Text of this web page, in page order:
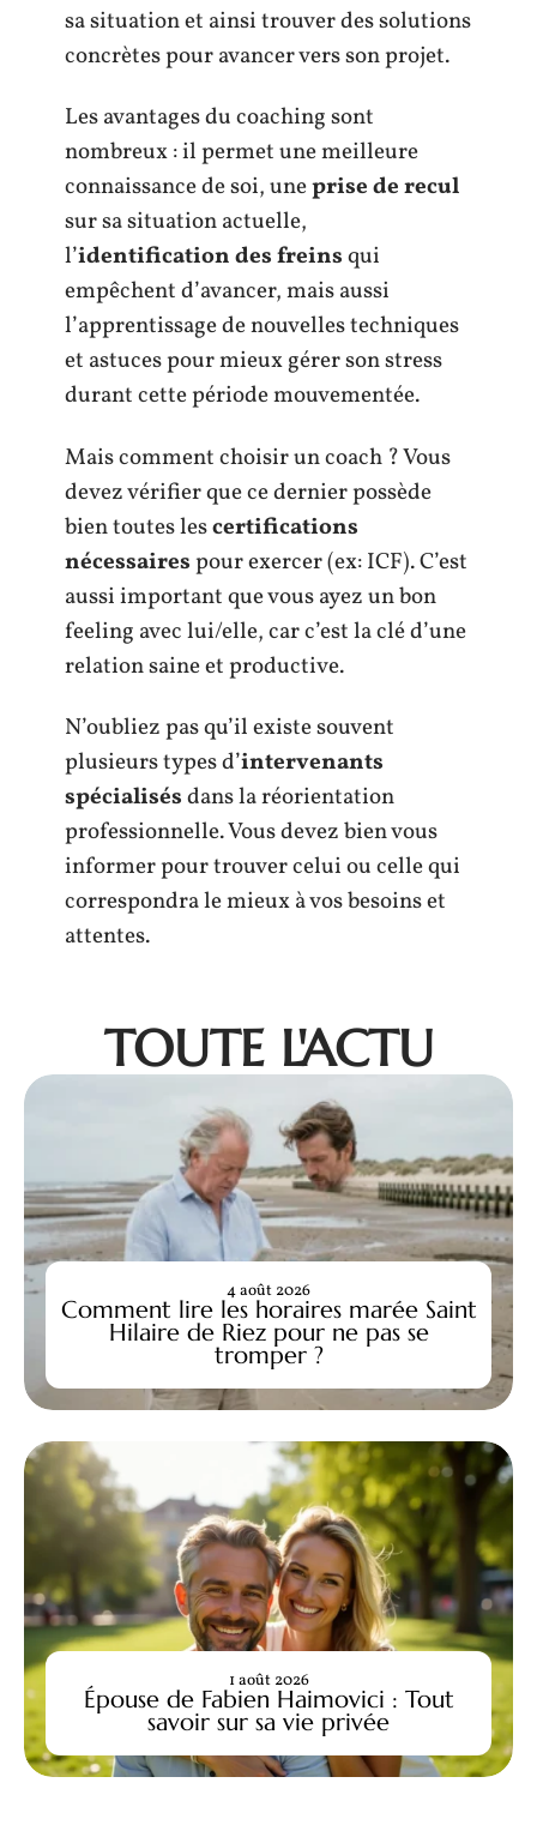
sa situation et ainsi trouver des solutions
concrètes pour avancer vers son projet.
Les avantages du coaching sont
nombreux : il permet une meilleure
connaissance de soi, uneprise de recul
sur sa situation actuelle,
l’identification des freinsqui
empêchent d’avancer, mais aussi
l’apprentissage de nouvelles techniques
et astuces pour mieux gérer son stress
durant cette période mouvementée.
Mais comment choisir un coach ? Vous
devez vérifier que ce dernier possède
bien toutes lescertifications
nécessairespour exercer (ex: ICF). C’est
aussi important que vous ayez un bon
feeling avec lui/elle, car c’est la clé d’une
relation saine et productive.
N’oubliez pas qu’il existe souvent
plusieurs types d’intervenants
spécialisésdans la réorientation
professionnelle. Vous devez bien vous
informer pour trouver celui ou celle qui
correspondra le mieux à vos besoins et
attentes.
TOUTE L'ACTU
Comment lire les horaires marée Saint
Hilaire de Riez pour ne pas se
tromper ?
4 août 2026
Épouse de Fabien Haimovici : Tout
savoir sur sa vie privée
1 août 2026